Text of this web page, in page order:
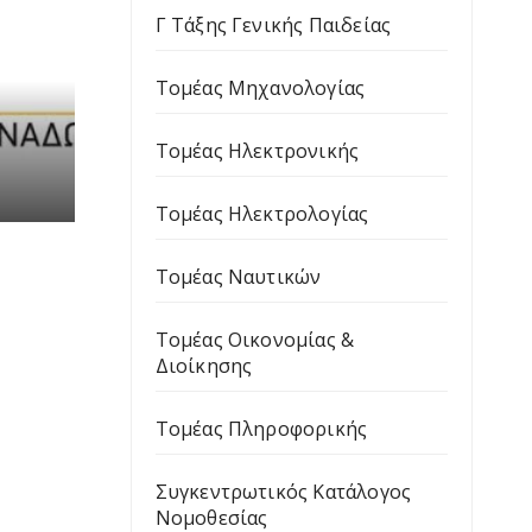
Γ Τάξης Γενικής Παιδείας
Τομέας Μηχανολογίας
Τομέας Ηλεκτρονικής
Τομέας Ηλεκτρολογίας
Τομέας Ναυτικών
Τομέας Οικονομίας &
Διοίκησης
Τομέας Πληροφορικής
Συγκεντρωτικός Κατάλογος
Νομοθεσίας